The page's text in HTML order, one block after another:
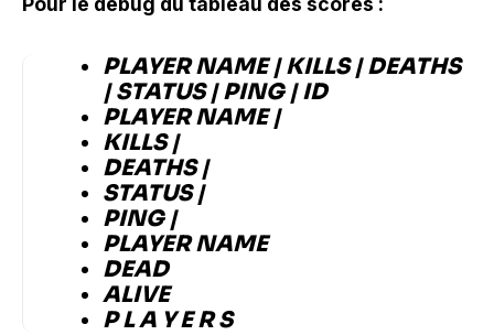
PLAYER NAME | KILLS | DEATHS
| STATUS | PING | ID
PLAYER NAME |
KILLS |
DEATHS |
STATUS |
PING |
PLAYER NAME
DEAD
ALIVE
P L A Y E R S